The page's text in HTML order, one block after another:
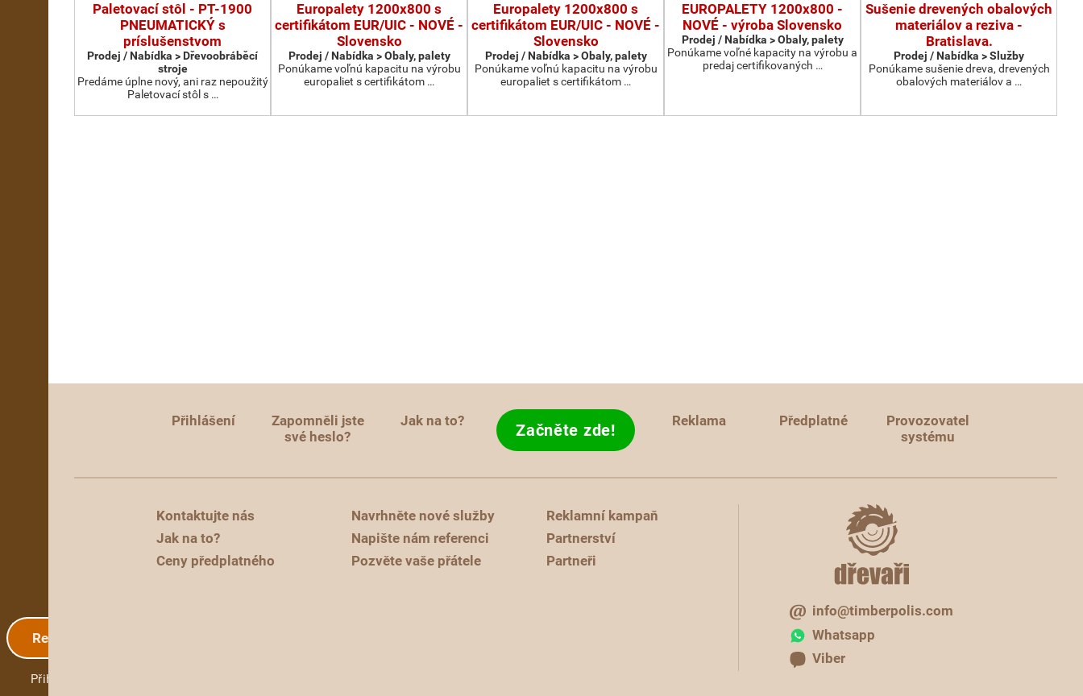
Registrace
Přihlášení
Paletovací stôl - PT-1900
PNEUMATICKÝ s
príslušenstvom
Prodej / Nabídka > Dřevoobráběcí
stroje
Predáme úplne nový, ani raz nepoužitý
Paletovací stôl s …
Europalety 1200x800 s
certifikátom EUR/UIC - NOVÉ -
Slovensko
Prodej / Nabídka > Obaly, palety
Ponúkame voľnú kapacitu na výrobu
europaliet s certifikátom …
Europalety 1200x800 s
certifikátom EUR/UIC - NOVÉ -
Slovensko
Prodej / Nabídka > Obaly, palety
Ponúkame voľnú kapacitu na výrobu
europaliet s certifikátom …
EUROPALETY 1200x800 -
NOVÉ - výroba Slovensko
Prodej / Nabídka > Obaly, palety
Ponúkame voľné kapacity na výrobu a
predaj certifikovaných …
Sušenie drevených obalových
materiálov a reziva -
Bratislava.
Prodej / Nabídka > Služby
Ponúkame sušenie dreva, drevených
obalových materiálov a …
Přihlášení
Zapomněli jste
své heslo?
Jak na to? Začněte zde! Reklama Předplatné
Provozovatel
systému
Kontaktujte nás
Jak na to?
Ceny předplatného
Navrhněte nové služby
Napište nám referenci
Pozvěte vaše přátele
Reklamní kampaň
Partnerství
Partneři
info@timberpolis.com
Whatsapp
Viber